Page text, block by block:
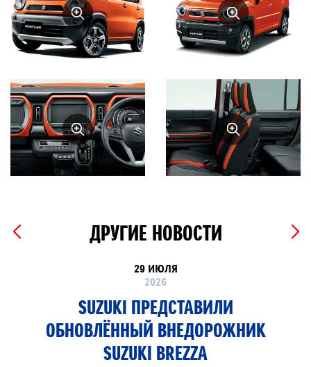
ДРУГИЕ НОВОСТИ
29 ИЮЛЯ
2026
SUZUKI ПРЕДСТАВИЛИ
ОБНОВЛЁННЫЙ ВНЕДОРОЖНИК
SUZUKI BREZZA